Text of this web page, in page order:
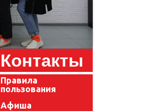
Контакты
Правила
пользования
Афиша